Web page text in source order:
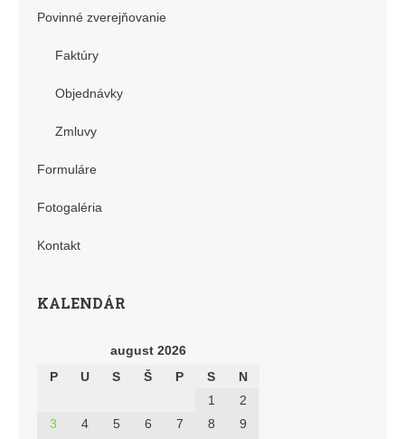
Povinné zverejňovanie
Faktúry
Objednávky
Zmluvy
Formuláre
Fotogaléria
Kontakt
KALENDÁR
august 2026
P
U S Š P S N
1
2
3
4 5 6 7 8
9